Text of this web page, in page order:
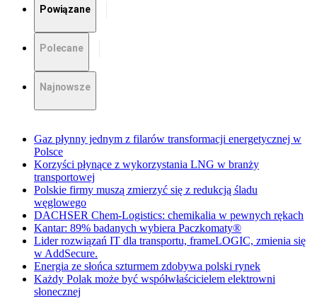
Powiązane
Polecane
Najnowsze
Gaz płynny jednym z filarów transformacji energetycznej w
Polsce
Korzyści płynące z wykorzystania LNG w branży
transportowej
Polskie firmy muszą zmierzyć się z redukcją śladu
węglowego
DACHSER Chem-Logistics: chemikalia w pewnych rękach
Kantar: 89% badanych wybiera Paczkomaty®
Lider rozwiązań IT dla transportu, frameLOGIC, zmienia się
w AddSecure.
Energia ze słońca szturmem zdobywa polski rynek
Każdy Polak może być współwłaścicielem elektrowni
słonecznej